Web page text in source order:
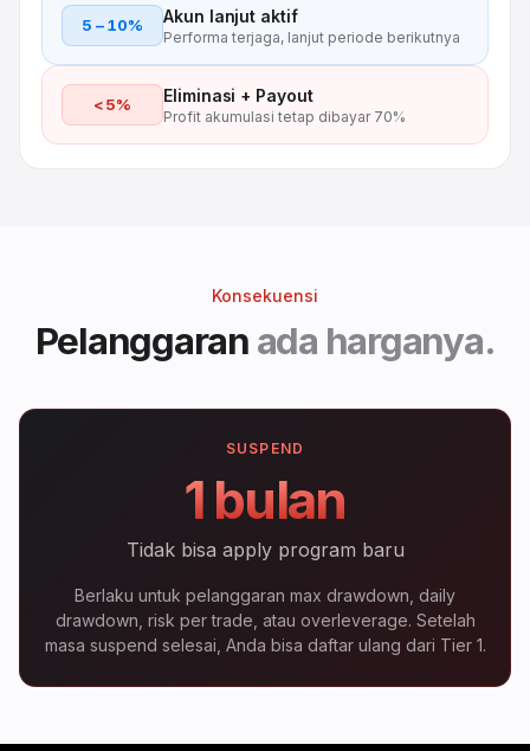
5 – 10% Akun lanjut aktif
Performa terjaga, lanjut periode berikutnya
< 5% Eliminasi + Payout
Profit akumulasi tetap dibayar 70%
Konsekuensi
Pelanggaran ada harganya.
SUSPEND
1 bulan
Tidak bisa apply program baru
Berlaku untuk pelanggaran max drawdown, daily
drawdown, risk per trade, atau overleverage. Setelah
masa suspend selesai, Anda bisa daftar ulang dari Tier 1.